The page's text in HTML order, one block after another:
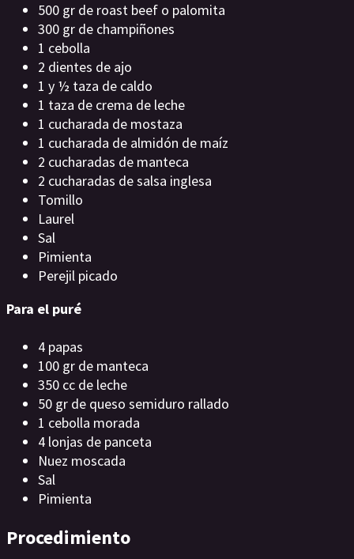
500 gr de roast beef o palomita
300 gr de champiñones
1 cebolla
2 dientes de ajo
1 y ½ taza de caldo
1 taza de crema de leche
1 cucharada de mostaza
1 cucharada de almidón de maíz
2 cucharadas de manteca
2 cucharadas de salsa inglesa
Tomillo
Laurel
Sal
Pimienta
Perejil picado
Para el puré
4 papas
100 gr de manteca
350 cc de leche
50 gr de queso semiduro rallado
1 cebolla morada
4 lonjas de panceta
Nuez moscada
Sal
Pimienta
Procedimiento